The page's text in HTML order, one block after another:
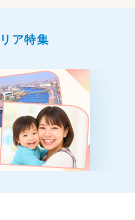
ア特集